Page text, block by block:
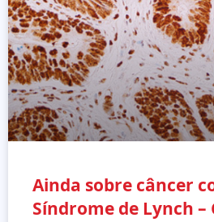
Ainda sobre câncer
Síndrome de Lynch –